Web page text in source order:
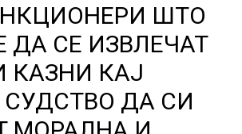
ШТО
ДА СЕ ИЗВЛЕЧАТ
КАЗНИ КАЈ
ДА СИ